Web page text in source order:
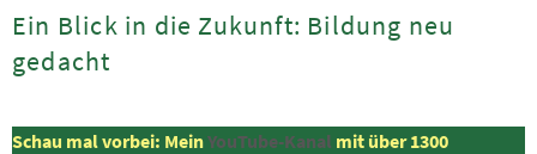
Ein Blick in die Zukunft: Bildung neu
gedacht
Schau mal vorbei: MeinYouTube-Kanal mit über 1300